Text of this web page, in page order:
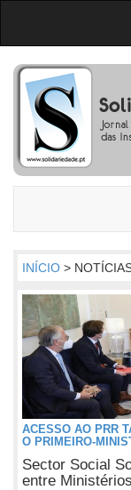
INÍCIO >
ACESSO AO PRR
O PRIMEIRO-
Sector Social
entre Ministérios